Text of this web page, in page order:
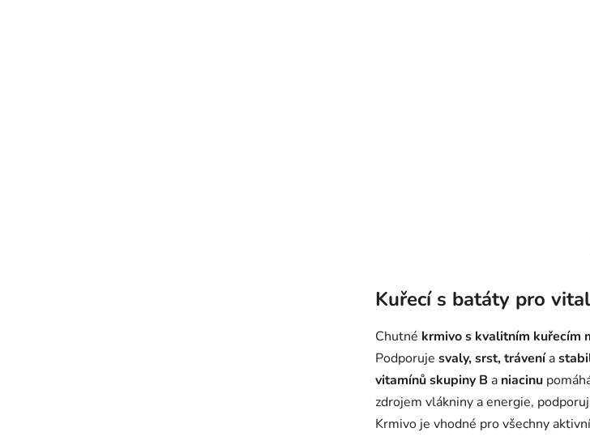
Kuřecí s batáty pro
Chutné krmivo s kvalitním kuřecím
Podporuje svaly, srst, trávenía
vitamínů skupiny B a niacinu
zdrojem vlákniny a energie,
Krmivo je vhodné pro všechny